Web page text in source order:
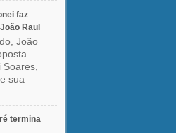
faz
Raul
João
sua
termina